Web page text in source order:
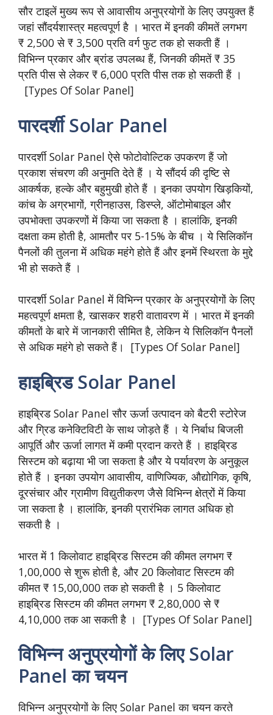
सौर टाइलें मुख्य रूप से आवासीय अनुप्रयोगों के लिए उपयुक्त हैं
जहां सौंदर्यशास्त्र महत्वपूर्ण है । भारत में इनकी कीमतें लगभग
₹ 2,500 से ₹ 3,500 प्रति वर्ग फुट तक हो सकती हैं ।
विभिन्न प्रकार और ब्रांड उपलब्ध हैं, जिनकी कीमतें ₹ 35
प्रति पीस से लेकर ₹ 6,000 प्रति पीस तक हो सकती हैं ।
[Types Of Solar Panel]
पारदर्शी Solar Panel
पारदर्शी Solar Panel ऐसे फोटोवोल्टिक उपकरण हैं जो
प्रकाश संचरण की अनुमति देते हैं । ये सौंदर्य की दृष्टि से
आकर्षक, हल्के और बहुमुखी होते हैं । इनका उपयोग खिड़कियों,
कांच के अग्रभागों, ग्रीनहाउस, डिस्प्ले, ऑटोमोबाइल और
उपभोक्ता उपकरणों में किया जा सकता है । हालांकि, इनकी
दक्षता कम होती है, आमतौर पर 5-15% के बीच । ये सिलिकॉन
पैनलों की तुलना में अधिक महंगे होते हैं और इनमें स्थिरता के मुद्दे
भी हो सकते हैं ।
पारदर्शी Solar Panel में विभिन्न प्रकार के अनुप्रयोगों के लिए
महत्वपूर्ण क्षमता है, खासकर शहरी वातावरण में । भारत में इनकी
कीमतों के बारे में जानकारी सीमित है, लेकिन ये सिलिकॉन पैनलों
से अधिक महंगे हो सकते हैं। [Types Of Solar Panel]
हाइब्रिड Solar Panel
हाइब्रिड Solar Panel सौर ऊर्जा उत्पादन को बैटरी स्टोरेज
और ग्रिड कनेक्टिविटी के साथ जोड़ते हैं । ये निर्बाध बिजली
आपूर्ति और ऊर्जा लागत में कमी प्रदान करते हैं । हाइब्रिड
सिस्टम को बढ़ाया भी जा सकता है और ये पर्यावरण के अनुकूल
होते हैं । इनका उपयोग आवासीय, वाणिज्यिक, औद्योगिक, कृषि,
दूरसंचार और ग्रामीण विद्युतीकरण जैसे विभिन्न क्षेत्रों में किया
जा सकता है । हालांकि, इनकी प्रारंभिक लागत अधिक हो
सकती है ।
भारत में 1 किलोवाट हाइब्रिड सिस्टम की कीमत लगभग ₹
1,00,000 से शुरू होती है, और 20 किलोवाट सिस्टम की
कीमत ₹ 15,00,000 तक हो सकती है । 5 किलोवाट
हाइब्रिड सिस्टम की कीमत लगभग ₹ 2,80,000 से ₹
4,10,000 तक आ सकती है । [Types Of Solar Panel]
विभिन्न अनुप्रयोगों के लिए Solar
Panel का चयन
विभिन्न अनुप्रयोगों के लिए Solar Panel का चयन करते